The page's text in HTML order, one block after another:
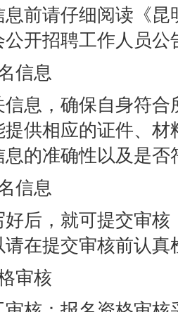
前请仔细阅读《
开招聘工作人员公
信息
息，确保自身符
供相应的证件、
的准确性以及是
信息
后，就可提交审
在提交审核前认
审核